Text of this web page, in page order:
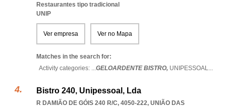
Restaurantes tipo tradicional
UNIP
Ver empresa Ver no Mapa
Matches in the search for:
Activity categories: ...GELOARDENTE BISTRO, UNIPESSOAL...
Bistro 240, Unipessoal, Lda
R DAMIÃO DE GÓIS 240 R/C, 4050-222, UNIÃO DAS